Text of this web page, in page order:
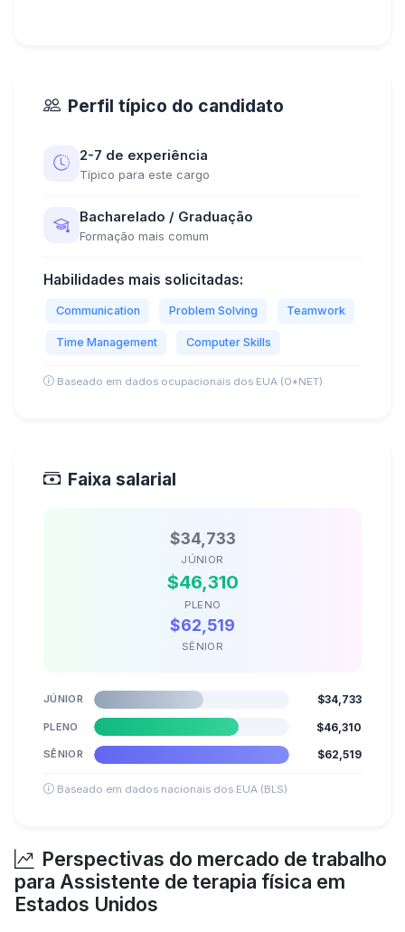
Perfil típico do candidato
2-7 de experiência
Típico para este cargo
Bacharelado / Graduação
Formação mais comum
Habilidades mais solicitadas:
Communication Problem Solving Teamwork
Time Management Computer Skills
Baseado em dados ocupacionais dos EUA (O*NET)
Faixa salarial
$34,733
JÚNIOR
$46,310
PLENO
$62,519
SÊNIOR
JÚNIOR $34,733
PLENO $46,310
SÊNIOR $62,519
Baseado em dados nacionais dos EUA (BLS)
Perspectivas do mercado de trabalho
para Assistente de terapia física em
Estados Unidos